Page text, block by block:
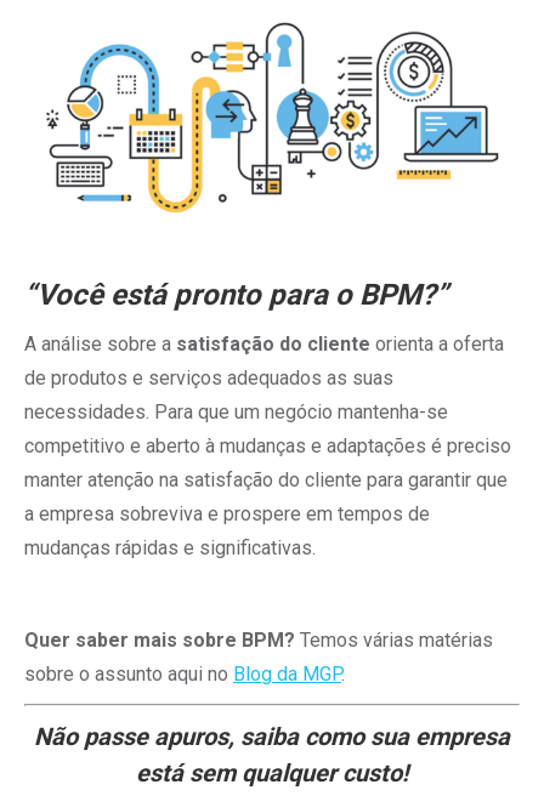
“Você está pronto para o BPM?”
A análise sobre a satisfação do cliente orienta a oferta
de produtos e serviços adequados as suas
necessidades. Para que um negócio mantenha-se
competitivo e aberto à mudanças e adaptações é preciso
manter atenção na satisfação do cliente para garantir que
a empresa sobreviva e prospere em tempos de
mudanças rápidas e significativas.
Quer saber mais sobre BPM? Temos várias matérias
sobre o assunto aqui no Blog da MGP.
Não passe apuros, saiba como sua empresa
está sem qualquer custo!